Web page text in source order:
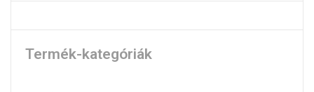
Termék-kategóriák